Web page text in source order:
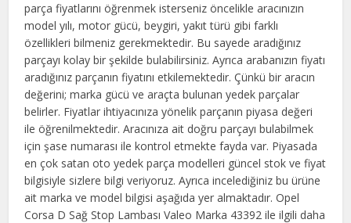
parça fiyatlarını öğrenmek isterseniz öncelikle aracınızın
model yılı, motor gücü, beygiri, yakıt türü gibi farklı
özellikleri bilmeniz gerekmektedir. Bu sayede aradığınız
parçayı kolay bir şekilde bulabilirsiniz. Ayrıca arabanızın fiyatı
aradığınız parçanın fiyatını etkilemektedir. Çünkü bir aracın
değerini; marka gücü ve araçta bulunan yedek parçalar
belirler. Fiyatlar ihtiyacınıza yönelik parçanın piyasa değeri
ile öğrenilmektedir. Aracınıza ait doğru parçayı bulabilmek
için şase numarası ile kontrol etmekte fayda var. Piyasada
en çok satan oto yedek parça modelleri güncel stok ve fiyat
bilgisiyle sizlere bilgi veriyoruz. Ayrıca incelediğiniz bu ürüne
ait marka ve model bilgisi aşağıda yer almaktadır. Opel
Corsa D Sağ Stop Lambası Valeo Marka 43392 ile ilgili daha